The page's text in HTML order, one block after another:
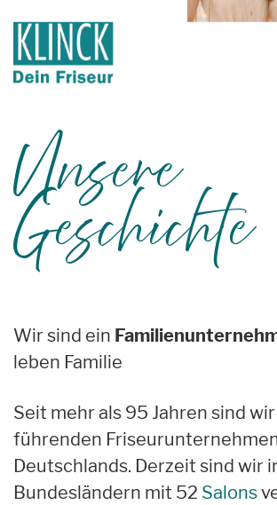
Unsere
Geschichte
Wir sind ein
leben Familie
Seit mehr als 95 Jahren sind
führenden
Deutschlands. Derzeit sind wir
Bundesländern mit 52 Salons